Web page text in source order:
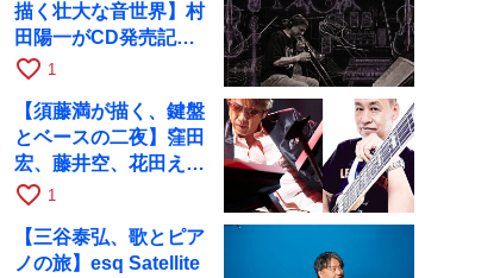
描く壮大な音世界】村
田陽一がCD発売記念
ツアーで9月4日に京
favorite_border 1
【須藤満が描く、鍵盤
とベースの二夜】窪田
宏、藤井空、花田えみ
と京都RAGで共演
favorite_border 1
【三谷泰弘、歌とピア
ノの旅】esq Satellite